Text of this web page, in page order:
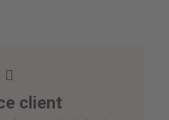
client